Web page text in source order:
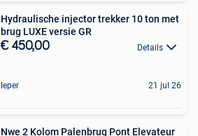
Hydraulische injector trekker 10 ton met
brug LUXE versie GR
€ 450,00 Details
Ieper 21 jul 26
Nwe 2 Kolom Palenbrug Pont Elevateur